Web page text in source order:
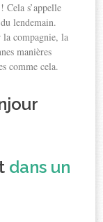
s’appelle
lendemain.
la compagnie, la
manières
comme cela.
dans un